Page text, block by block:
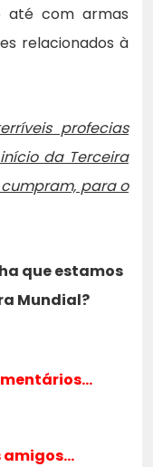
até com armas
relacionados à
profecias
da Terceira
cumpram, para o
que estamos
Mundial?
amigos…